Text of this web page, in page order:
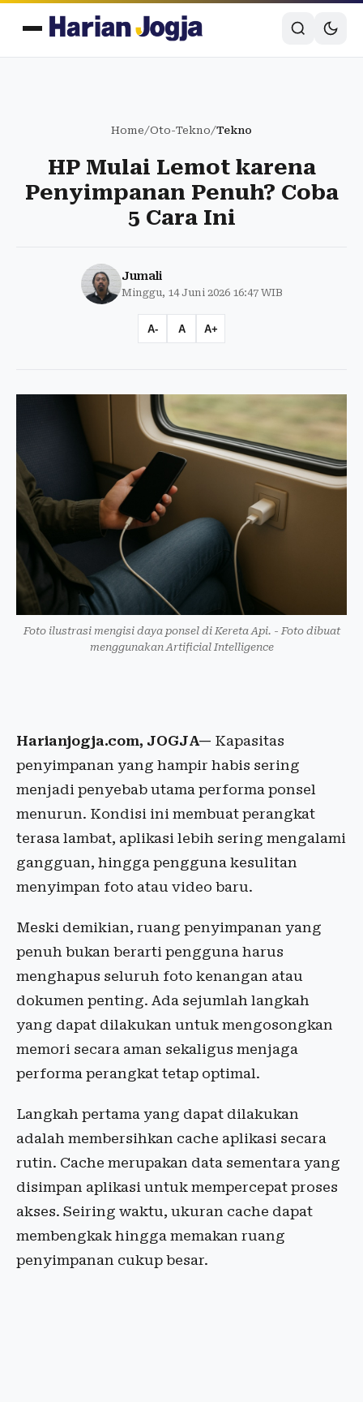
Home/Oto-Tekno/Tekno
HP Mulai Lemot karena
Penyimpanan Penuh? Coba
5 Cara Ini
Jumali
Minggu, 14 Juni 2026 16:47 WIB
A- A A+
Foto ilustrasi mengisi daya ponsel di Kereta Api. - Foto dibuat
menggunakan Artificial Intelligence
Harianjogja.com, JOGJA— Kapasitas
penyimpanan yang hampir habis sering
menjadi penyebab utama performa ponsel
menurun. Kondisi ini membuat perangkat
terasa lambat, aplikasi lebih sering mengalami
gangguan, hingga pengguna kesulitan
menyimpan foto atau video baru.
Meski demikian, ruang penyimpanan yang
penuh bukan berarti pengguna harus
menghapus seluruh foto kenangan atau
dokumen penting. Ada sejumlah langkah
yang dapat dilakukan untuk mengosongkan
memori secara aman sekaligus menjaga
performa perangkat tetap optimal.
Langkah pertama yang dapat dilakukan
adalah membersihkan cache aplikasi secara
rutin. Cache merupakan data sementara yang
disimpan aplikasi untuk mempercepat proses
akses. Seiring waktu, ukuran cache dapat
membengkak hingga memakan ruang
penyimpanan cukup besar.